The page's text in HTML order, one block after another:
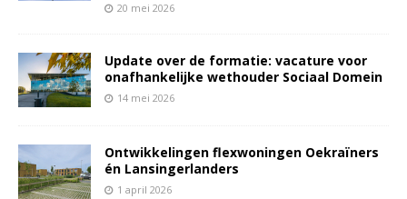
20 mei 2026
Update over de formatie: vacature voor
onafhankelijke wethouder Sociaal Domein
14 mei 2026
Ontwikkelingen flexwoningen Oekraïners
én Lansingerlanders
1 april 2026